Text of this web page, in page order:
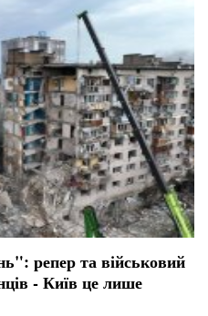
репер та військовий
- Київ це лише